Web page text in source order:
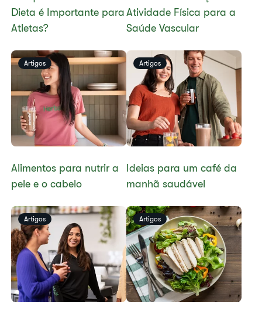
Dieta é Importante para
Atletas?
Atividade Física para a
Saúde Vascular​
Artigos
​​Alimentos para nutrir a
pele e o cabelo​
Artigos
Ideias para um café da
manhã saudável
Artigos Artigos